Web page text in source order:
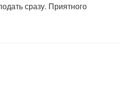
сразу. Приятного